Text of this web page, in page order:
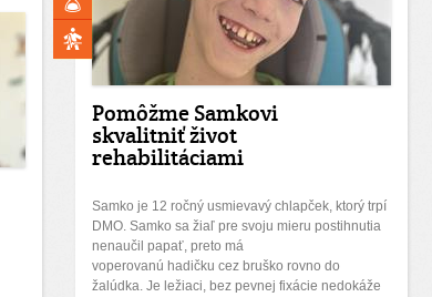
Pomôžme Samkovi
skvalitniť život
rehabilitáciami
Samko je 12 ročný usmievavý chlapček, ktorý trpí
DMO. Samko sa žiaľ pre svoju mieru postihnutia
nenaučil papať, preto má
voperovanú hadičku cez bruško rovno do
žalúdka. Je ležiaci, bez pevnej fixácie nedokáže